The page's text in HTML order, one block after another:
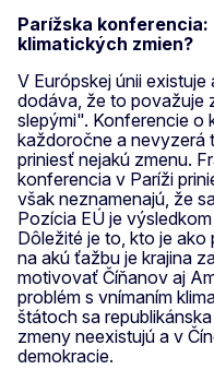
Parížska
klimatických zmien?
V Európskej únii
dodáva, že to považuje
slepými". Konferencie o
každoročne a nevyzerá
priniesť nejakú zmenu.
konferencia v Paríži
však neznamenajú, že
Pozícia EÚ je
Dôležité je to, kto je ako
na akú ťažbu je krajina
motivovať Číňanov aj
problém s vnímaním
štátoch sa
zmeny neexistujú a v
demokracie.